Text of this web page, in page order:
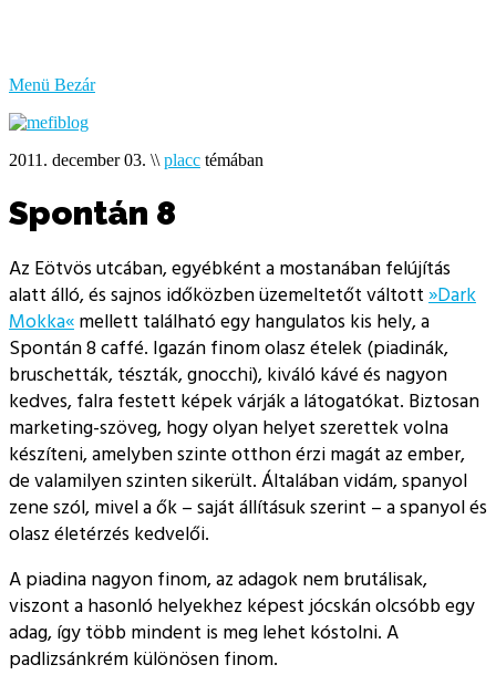
Menü Bezár
2011. december 03. \\ placc témában
Spontán 8
Az Eötvös utcában, egyébként a mostanában felújítás
alatt álló, és sajnos időközben üzemeltetőt váltott »Dark
Mokka« mellett található egy hangulatos kis hely, a
Spontán 8 caffé. Igazán finom olasz ételek (piadinák,
bruschetták, tészták, gnocchi), kiváló kávé és nagyon
kedves, falra festett képek várják a látogatókat. Biztosan
marketing-szöveg, hogy olyan helyet szerettek volna
készíteni, amelyben szinte otthon érzi magát az ember,
de valamilyen szinten sikerült. Általában vidám, spanyol
zene szól, mivel a ők – saját állításuk szerint – a spanyol és
olasz életérzés kedvelői.
A piadina nagyon finom, az adagok nem brutálisak,
viszont a hasonló helyekhez képest jócskán olcsóbb egy
adag, így több mindent is meg lehet kóstolni. A
padlizsánkrém különösen finom.